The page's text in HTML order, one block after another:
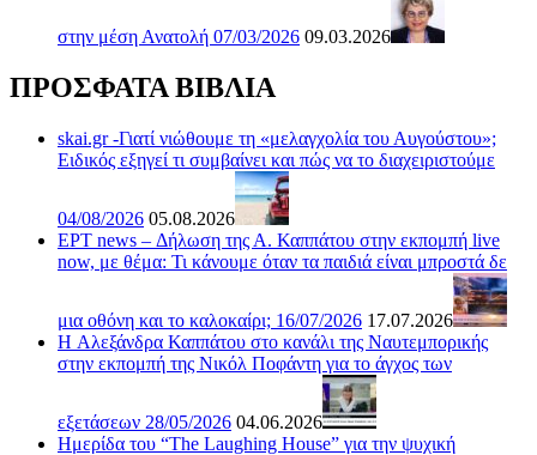
στην μέση Ανατολή 07/03/2026 09.03.2026
ΠΡΟΣΦΑΤΑ ΒΙΒΛΙΑ
skai.gr -Γιατί νιώθουμε τη «μελαγχολία του Αυγούστου»;
Ειδικός εξηγεί τι συμβαίνει και πώς να το διαχειριστούμε
04/08/2026 05.08.2026
ΕΡΤ news – Δήλωση της Α. Καππάτου στην εκπομπή live
now, με θέμα: Τι κάνουμε όταν τα παιδιά είναι μπροστά δε
μια οθόνη και το καλοκαίρι; 16/07/2026 17.07.2026
H Αλεξάνδρα Καππάτου στο κανάλι της Ναυτεμπορικής
στην εκπομπή της Νικόλ Ποφάντη για το άγχος των
εξετάσεων 28/05/2026 04.06.2026
Ημερίδα του “The Laughing House” για την ψυχική